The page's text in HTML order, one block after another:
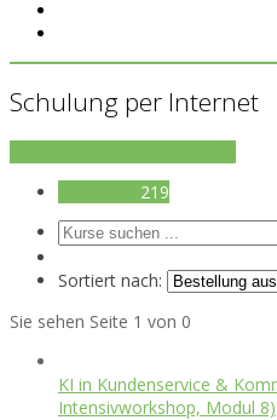
Schulung per Internet
219
Sortiert nach:
Sie sehen Seite 1 von 0
KI in Kundenservice &
Intensivworkshop, Modul 8)